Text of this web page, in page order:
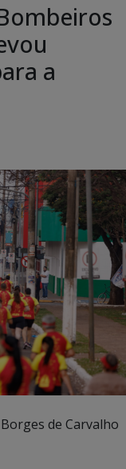
a
de Carvalho